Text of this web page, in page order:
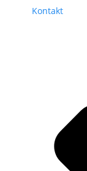
Kontakt